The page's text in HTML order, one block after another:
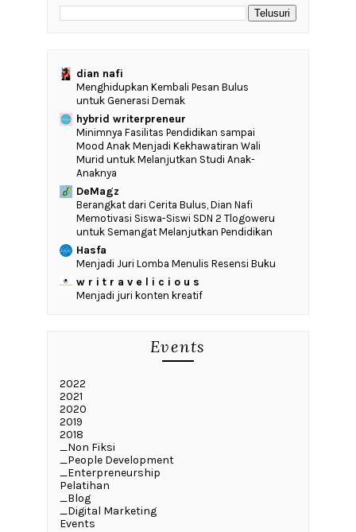
dian nafi
Menghidupkan Kembali Pesan Bulus
untuk Generasi Demak
hybrid writerpreneur
‎Minimnya Fasilitas Pendidikan sampai
Mood Anak Menjadi Kekhawatiran Wali
Murid untuk Melanjutkan Studi Anak-
Anaknya
DeMagz
‎Berangkat dari Cerita Bulus, Dian Nafi
Memotivasi Siswa-Siswi SDN 2 Tlogoweru
untuk Semangat Melanjutkan Pendidikan
Hasfa
Menjadi Juri Lomba Menulis Resensi Buku
w r i t r a v e l i c i o u s
Menjadi juri konten kreatif
Events
2022
2021
2020
2019
2018
_Non Fiksi
_People Development
_Enterpreneurship
Pelatihan
_Blog
_Digital Marketing
Events